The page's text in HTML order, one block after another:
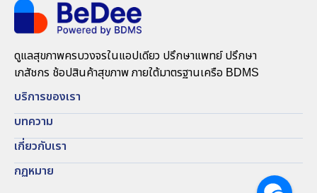
ดูแลสุขภาพครบวงจรในแอปเดียว ปรึกษาแพทย์ ปรึกษา
เภสัชกร ช้อปสินค้าสุขภาพ ภายใต้มาตรฐานเครือ BDMS
บริการของเรา
บทความ
เกี่ยวกับเรา
กฏหมาย